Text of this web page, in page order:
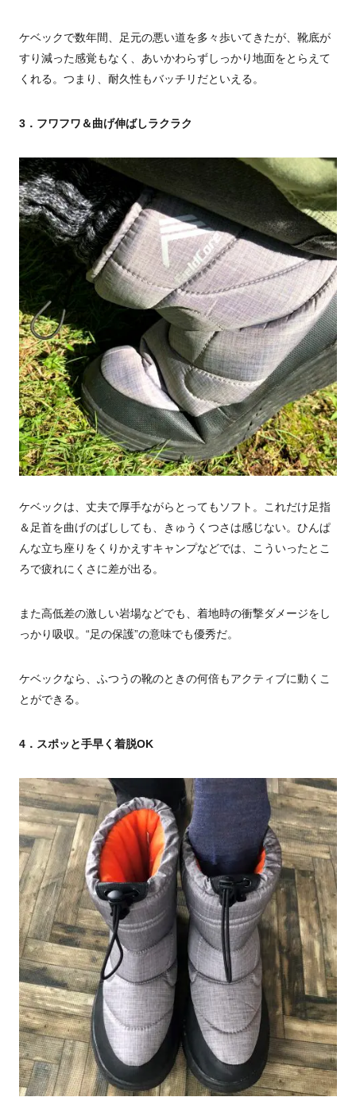
ケベックで数年間、足元の悪い道を多々歩いてきたが、靴底が
すり減った感覚もなく、あいかわらずしっかり地面をとらえて
くれる。つまり、耐久性もバッチリだといえる。
3．フワフワ＆曲げ伸ばしラクラク
ケベックは、丈夫で厚手ながらとってもソフト。これだけ足指
＆足首を曲げのばししても、きゅうくつさは感じない。ひんぱ
んな立ち座りをくりかえすキャンプなどでは、こういったとこ
ろで疲れにくさに差が出る。
また高低差の激しい岩場などでも、着地時の衝撃ダメージをし
っかり吸収。“足の保護”の意味でも優秀だ。
ケベックなら、ふつうの靴のときの何倍もアクティブに動くこ
とができる。
4．スポッと手早く着脱OK